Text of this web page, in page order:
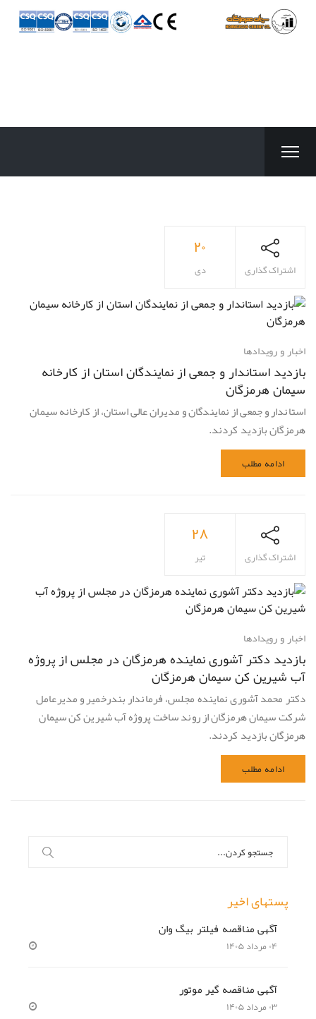
۲۰
دی اشتراک گذاری
اخبار و رویدادها
بازدید استاندار و جمعی از نمایندگان استان از کارخانه
سیمان هرمزگان
استاندار و جمعی از نمایندگان و مدیران عالی استان، از کارخانه سیمان
هرمزگان بازدید کردند.
ادامه مطلب
۲۸
تیر اشتراک گذاری
اخبار و رویدادها
بازدید دکتر آشوری نماینده هرمزگان در مجلس از پروژه
آب شیرین کن سیمان هرمزگان
دکتر محمد آشوری نماینده مجلس، فرماندار بندرخمير و مديرعامل
شركت سيمان هرمزگان از روند ساخت پروژه آب شیرین کن سیمان
هرمزگان بازدید كردند.
ادامه مطلب
برای:
پستهای اخیر
آگهی مناقصه فیلتر بیگ وان
۰۴ مرداد ۱۴۰۵
آگهی مناقصه گیر موتور
۰۳ مرداد ۱۴۰۵